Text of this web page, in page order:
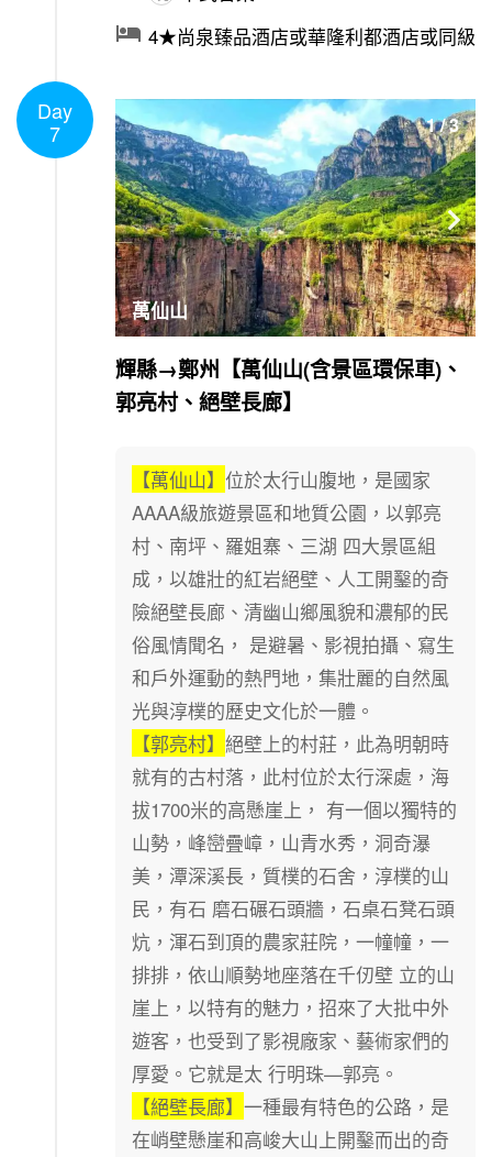
 4★尚泉臻品酒店或華隆利都酒店或同級
Day
7
輝縣→鄭州【萬仙山(含景區環保車)、
郭亮村、絕壁長廊】
【萬仙山】 位於太行山腹地，是國家
AAAA級旅遊景區和地質公園，以郭亮
村、南坪、羅姐寨、三湖 四大景區組
成，以雄壯的紅岩絕壁、人工開鑿的奇
險絕壁長廊、清幽山鄉風貌和濃郁的民
俗風情聞名， 是避暑、影視拍攝、寫生
和戶外運動的熱門地，集壯麗的自然風
光與淳樸的歷史文化於一體。
【郭亮村】 絕壁上的村莊，此為明朝時
就有的古村落，此村位於太行深處，海
拔1700米的高懸崖上， 有一個以獨特的
山勢，峰巒疊嶂，山青水秀，洞奇瀑
美，潭深溪長，質樸的石舍，淳樸的山
民，有石 磨石碾石頭牆，石桌石凳石頭
炕，渾石到頂的農家莊院，一幢幢，一
排排，依山順勢地座落在千仞壁 立的山
崖上，以特有的魅力，招來了大批中外
遊客，也受到了影視廠家、藝術家們的
厚愛。它就是太 行明珠—郭亮。
【絕壁長廊】 一種最有特色的公路，是
在峭壁懸崖和高峻大山上開鑿而出的奇
萬仙山
1/3
